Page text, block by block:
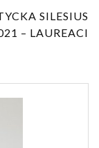
SILESIUS
– LAUREACI